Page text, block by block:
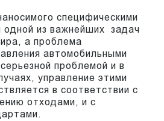
специфическими
одной из важнейших задач
а проблема
автомобильными
проблемой и в
управление этими
в соответствии с
отходами, и с